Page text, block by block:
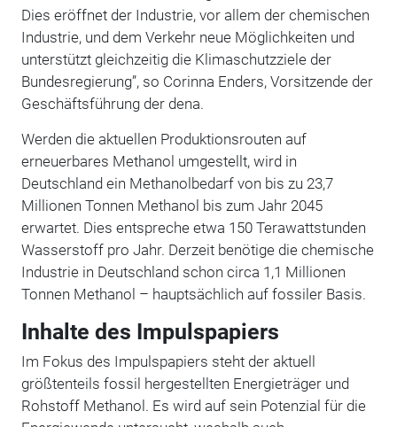
Dies eröffnet der Industrie, vor allem der chemischen
Industrie, und dem Verkehr neue Möglichkeiten und
unterstützt gleichzeitig die Klimaschutzziele der
Bundesregierung”, so Corinna Enders, Vorsitzende der
Geschäftsführung der dena.
Werden die aktuellen Produktionsrouten auf
erneuerbares Methanol umgestellt, wird in
Deutschland ein Methanolbedarf von bis zu 23,7
Millionen Tonnen Methanol bis zum Jahr 2045
erwartet. Dies entspreche etwa 150 Terawattstunden
Wasserstoff pro Jahr. Derzeit benötige die chemische
Industrie in Deutschland schon circa 1,1 Millionen
Tonnen Methanol – hauptsächlich auf fossiler Basis.
Inhalte des Impulspapiers
Im Fokus des Impulspapiers steht der aktuell
größtenteils fossil hergestellten Energieträger und
Rohstoff Methanol. Es wird auf sein Potenzial für die